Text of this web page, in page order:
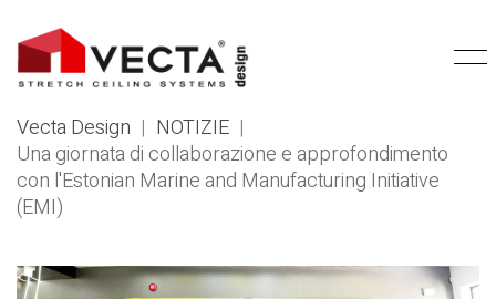
Vecta Design | NOTIZIE |
Una giornata di collaborazione e approfondimento
con l'Estonian Marine and Manufacturing Initiative
(EMI)